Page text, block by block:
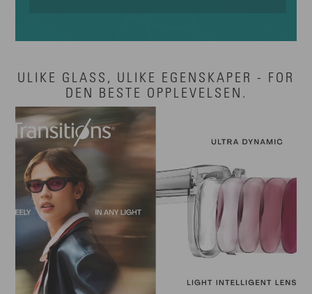
ULIKE GLASS, ULIKE EGENSKAPER - FOR
DEN BESTE OPPLEVELSEN.